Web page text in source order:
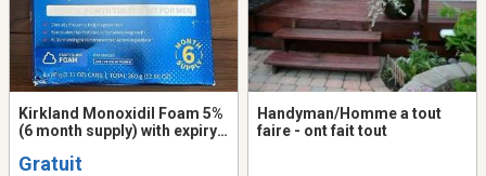
Kirkland Monoxidil Foam 5%
(6 month supply) with expiry
Gratuit
Handyman/Homme a tout
faire - ont fait tout